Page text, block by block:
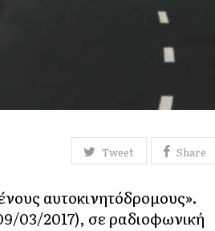
Tweet Share
αυτοκινητόδρομους».
03/2017), σε ραδιοφωνική